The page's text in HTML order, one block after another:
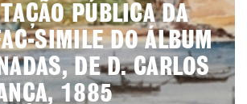
PÚBLICA DA
SIMILE DO ÁLBUM
DE D. CARLOS
1885